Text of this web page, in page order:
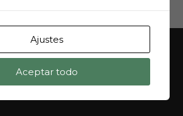
MAPA WEB
Ajustes
Aceptar todo